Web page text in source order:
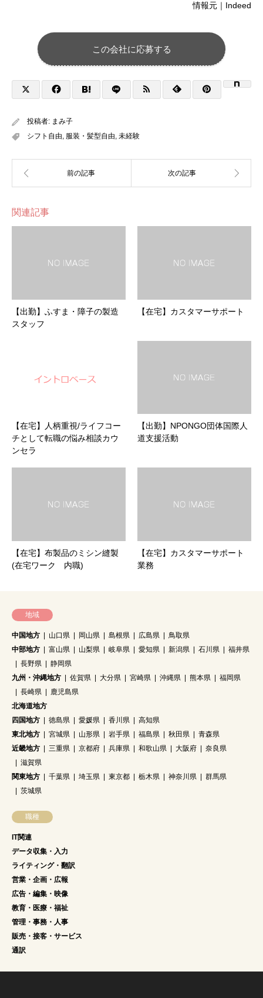
情報元｜Indeed
この会社に応募する
投稿者: まみ子
シフト自由, 服装・髪型自由, 未経験
関連記事
【出勤】ふすま・障子の製造
スタッフ
【在宅】カスタマーサポート
【在宅】人柄重視/ライフコー
チとして転職の悩み相談カウ
ンセラ
【出勤】NPONGO団体国際人
道支援活動
【在宅】布製品のミシン縫製
(在宅ワーク 内職)
【在宅】カスタマーサポート
業務
地域
中国地方 山口県 岡山県 島根県 広島県
鳥取県
中部地方
富山県 山梨県 岐阜県 愛知県 新潟県 石川県
福井県
長野県
静岡県
九州・沖縄地方
佐賀県 大分県 宮崎県 沖縄県 熊本県
福岡県
長崎県
鹿児島県
北海道地方
四国地方
徳島県 愛媛県 香川県
高知県
東北地方
宮城県 山形県 岩手県 福島県 秋田県
青森県
近畿地方
三重県 京都府 兵庫県 和歌山県 大阪府
奈良県
滋賀県
関東地方
千葉県 埼玉県 東京都 栃木県 神奈川県
群馬県
茨城県
職種
IT関連
データ収集・入力
ライティング・翻訳
営業・企画・広報
広告・編集・映像
教育・医療・福祉
管理・事務・人事
販売・接客・サービス
通訳